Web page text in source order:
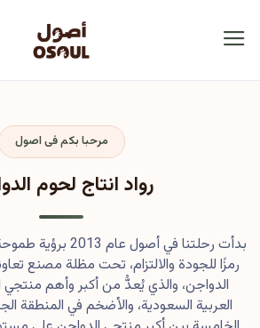
مرحبا بكم فى اصول
رواد انتاج لحوم
بدأت رحلتنا في
رمزًا للجودة والالتزام، تحت مظلة مصنع
الدواجن، والذي يُعدُّ من أكبر وأهم منتجي
العربية السعودية، والأضخم في المنطقة